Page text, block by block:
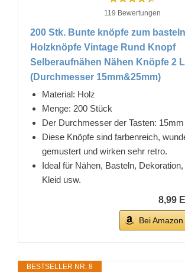
119 Bewertungen
200 Stk. Bunte knöpfe zum
Holzknöpfe Vintage Rund Knopf
Selberaufnähen Nähen Knöpfe 2
(Durchmesser 15mm&25mm)
Material: Holz
Menge: 200 Stück
Der Durchmesser der Tasten:
Diese Knöpfe sind farbenreich,
gemustert und wirken sehr retro.
Ideal für Nähen, Basteln,
Kleid usw.
8,99
Bei
BESTSELLER NR. 8